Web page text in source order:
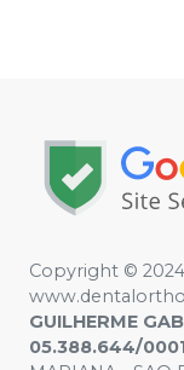
Copyright ©
GUILHERME
05.388.644/